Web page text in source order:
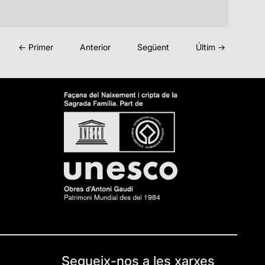
← Primer Anterior Següent Últim →
Segueix-nos a les xarxes